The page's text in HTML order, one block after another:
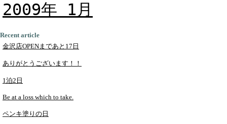
2009年 1月
Recent article
金沢店OPENまであと17日
ありがとうございます！！
1泊2日
Be at a loss which to take.
ペンキ塗りの日